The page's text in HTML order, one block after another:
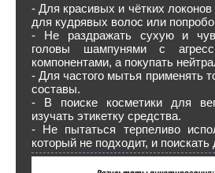
- Для красивых и чётких
для кудрявых волос или
- Не раздражать сухую и
головы шампунями с
компонентами, а покупать
- Для частого мытья применять
составы.
- В поиске косметики для
изучать этикетку средства.
- Не пытаться терпеливо
который не подходит, и поискать